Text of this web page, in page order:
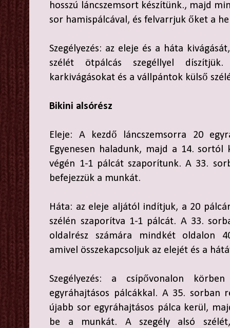
hosszú láncszemsort készítünk., majd
sor hamispálcával, és felvarrjuk őket a
Szegélyezés: az eleje és a háta
szélét ötpálcás szegéllyel díszítjük.
karkivágásokat és a vállpántok külső
Bikini alsórész
Eleje: A kezdő láncszemsorra 20
Egyenesen haladunk, majd a 14. sortól
végén 1-1 pálcát szaporítunk. A 33.
befejezzük a munkát.
Háta: az eleje aljától indítjuk, a 20
szélén szaporítva 1-1 pálcát. A 33.
oldalrész számára mindkét oldalon
amivel összekapcsoljuk az elejét és a
Szegélyezés: a csípővonalon
egyráhajtásos pálcákkal. A 35. sorban
újabb sor egyráhajtásos pálca kerül,
be a munkát. A szegély alsó